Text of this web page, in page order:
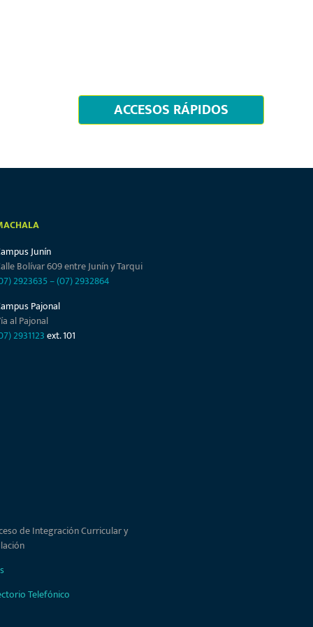
ACCESOS RÁPIDOS
Junín
Bolívar 609 entre Junín y Tarqui
2923635–(07) 2932864
Pajonal
al Pajonal
2931123ext. 101
de Integración Curricular y
Telefónico